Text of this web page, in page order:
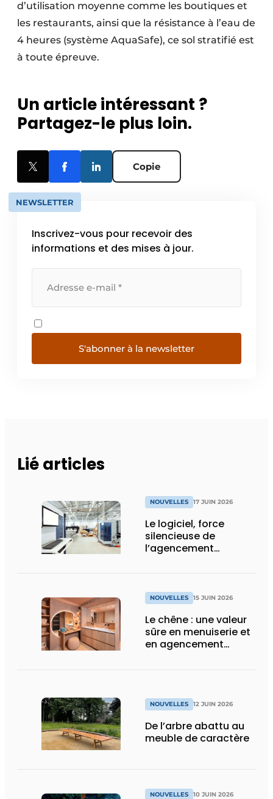
d’utilisation moyenne comme les boutiques et
les restaurants, ainsi que la résistance à l’eau de
4 heures (système AquaSafe), ce sol stratifié est
à toute épreuve.
Un article intéressant ?
Partagez-le plus loin.
Copie
NEWSLETTER
Inscrivez-vous pour recevoir des
informations et des mises à jour.
S'abonner à la newsletter
Lié articles
NOUVELLES 17 JUIN 2026
Le logiciel, force
silencieuse de
l’agencement
NOUVELLES 15 JUIN 2026
Le chêne : une valeur
sûre en menuiserie et
en agencement
NOUVELLES 12 JUIN 2026
De l’arbre abattu au
meuble de caractère
NOUVELLES 10 JUIN 2026